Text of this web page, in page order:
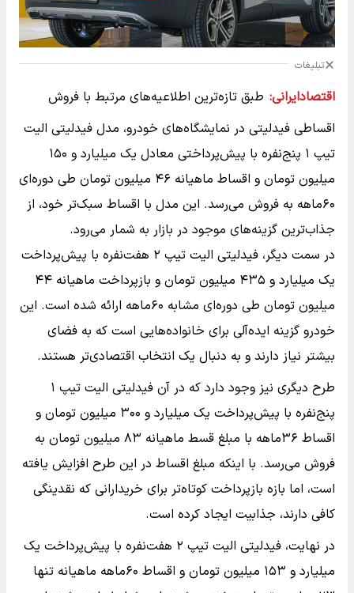
تبلیغات
اقتصادایرانی: طبق تازه‌ترین اطلاعیه‌های مرتبط با فروش
اقساطی فیدلیتی در نمایشگاه‌های خودرو، مدل فیدلیتی الیت
تیپ ۱ پنج‌نفره با پیش‌پرداختی معادل یک میلیارد و ۱۵۰
میلیون تومان و اقساط ماهیانه ۴۶ میلیون تومان طی دوره‌ای
۶۰ماهه به فروش می‌رسد. این مدل با اقساط سبک‌تر خود، از
جذاب‌ترین گزینه‌های موجود در بازار به شمار می‌رود.
در سمت دیگر، فیدلیتی الیت تیپ ۲ هفت‌نفره با پیش‌پرداخت
یک میلیارد و ۴۳۵ میلیون تومان و بازپرداخت ماهیانه ۴۴
میلیون تومان طی دوره‌ای مشابه ۶۰ماهه ارائه شده است. این
خودرو گزینه ایده‌آلی برای خانواده‌هایی است که به فضای
بیشتر نیاز دارند و به دنبال یک انتخاب اقتصادی‌تر هستند.
طرح دیگری نیز وجود دارد که در آن فیدلیتی الیت تیپ ۱
پنج‌نفره با پیش‌پرداخت یک میلیارد و ۳۰۰ میلیون تومان و
اقساط ۳۶ماهه با مبلغ قسط ماهیانه ۸۳ میلیون تومان به
فروش می‌رسد. با اینکه مبلغ اقساط در این طرح افزایش یافته
است، اما بازه بازپرداخت کوتاه‌تر برای خریدارانی که نقدینگی
کافی دارند، جذابیت ایجاد کرده است.
در نهایت، فیدلیتی الیت تیپ ۲ هفت‌نفره با پیش‌پرداخت یک
میلیارد و ۱۵۳ میلیون تومان و اقساط ۶۰ماهه ماهیانه تنها